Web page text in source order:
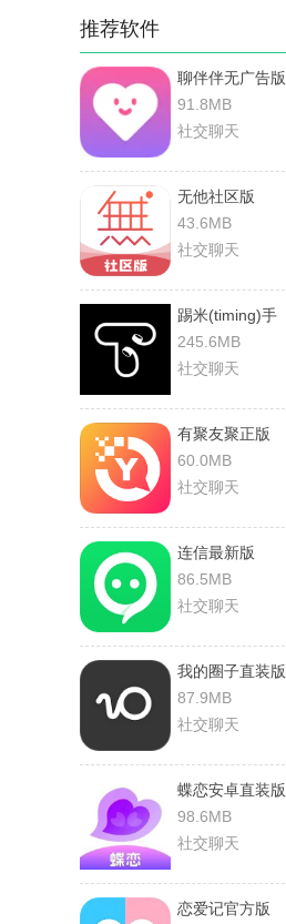
推荐软件
聊伴伴无广告版
91.8MB
社交聊天
无他社区版
43.6MB
社交聊天
踢米(timing)手
机最新版
245.6MB
社交聊天
有聚友聚正版
60.0MB
社交聊天
连信最新版
86.5MB
社交聊天
我的圈子直装版
87.9MB
社交聊天
蝶恋安卓直装版
98.6MB
社交聊天
恋爱记官方版